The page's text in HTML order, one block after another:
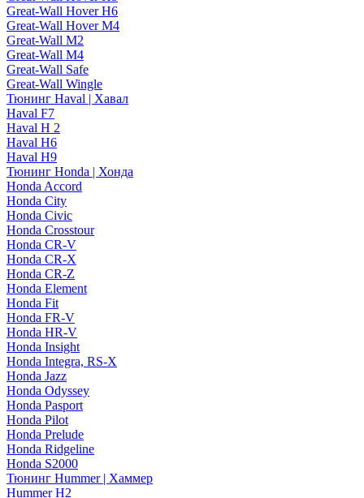
Great-Wall Hover H6
Great-Wall Hover M4
Great-Wall M2
Great-Wall M4
Great-Wall Safe
Great-Wall Wingle
Тюнинг Haval | Хавал
Haval F7
Haval H 2
Haval H6
Haval H9
Тюнинг Honda | Хонда
Honda Accord
Honda City
Honda Civic
Honda Crosstour
Honda CR-V
Honda CR-X
Honda CR-Z
Honda Element
Honda Fit
Honda FR-V
Honda HR-V
Honda Insight
Honda Integra, RS-X
Honda Jazz
Honda Odyssey
Honda Pasport
Honda Pilot
Honda Prelude
Honda Ridgeline
Honda S2000
Тюнинг Hummer | Хаммер
Hummer H2